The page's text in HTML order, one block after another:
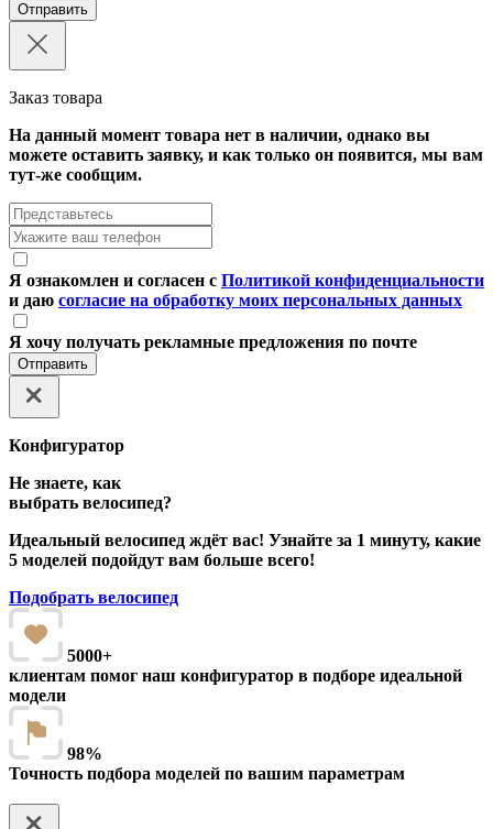
Отправить
Заказ товара
На данный момент товара нет в наличии, однако вы
можете оставить заявку, и как только он появится, мы вам
тут-же сообщим.
Я ознакомлен и согласен с Политикой конфиденциальности
и даю согласие на обработку моих персональных данных
Я хочу получать рекламные предложения по почте
Отправить
Конфигуратор
Не знаете, как
выбрать велосипед?
Идеальный велосипед ждёт вас! Узнайте за 1 минуту, какие
5 моделей подойдут вам больше всего!
Подобрать велосипед
5000+
клиентам помог наш конфигуратор в подборе идеальной
модели
98%
Точность подбора моделей по вашим параметрам